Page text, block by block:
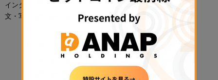
インタビュー｜橋本祐樹
文・写真｜平木昌宏
PR